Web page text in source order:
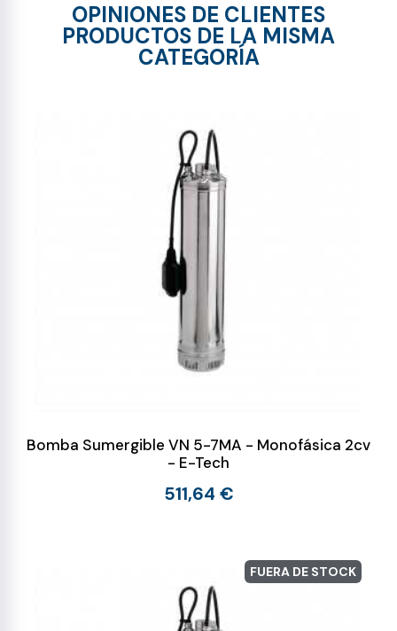
OPINIONES DE CLIENTES
PRODUCTOS DE LA MISMA
CATEGORÍA
Bomba Sumergible VN 5-7MA - Monofásica 2cv
- E-Tech
511,64 €
FUERA DE STOCK